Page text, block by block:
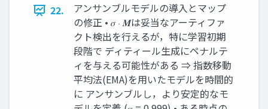
22.
アンサンブルモデルの導入とマップ
の修正 • 𝜎 ⋅ 𝑴は妥当なアーティファ
クト検出を行えるが，特に学習初期
段階で ディティール生成にペナルテ
ィを与える可能性がある ⇒ 指数移動
平均法(EMA)を用いたモデルを時間的
に アンサンブルし，より安定的なモ